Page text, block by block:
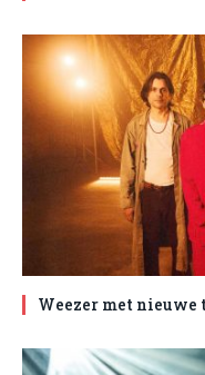
Weezer met nieuwe